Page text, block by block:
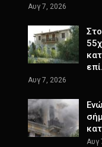
Αυγ 7, 2026
Αυγ 7, 2026
Αυγ